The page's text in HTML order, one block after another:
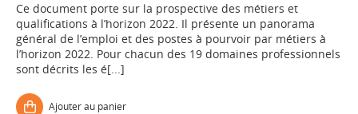
Ce document porte sur la prospective des métiers et
qualifications à l’horizon 2022. Il présente un panorama
général de l’emploi et des postes à pourvoir par métiers à
l’horizon 2022. Pour chacun des 19 domaines professionnels
sont décrits les é[...]
Ajouter au panier